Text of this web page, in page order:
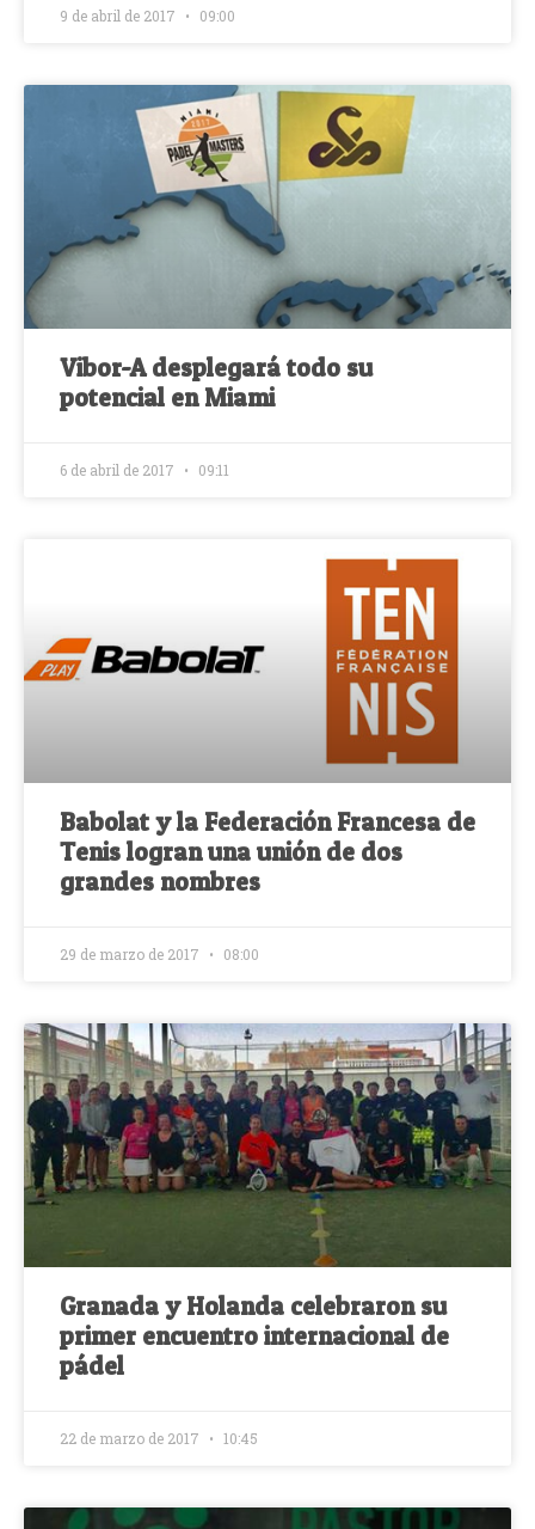
9 de abril de 2017 09:00
Vibor-A desplegará todo su
potencial en Miami
6 de abril de 2017 09:11
Babolat y la Federación Francesa de
Tenis logran una unión de dos
grandes nombres
29 de marzo de 2017 08:00
Granada y Holanda celebraron su
primer encuentro internacional de
pádel
22 de marzo de 2017 10:45